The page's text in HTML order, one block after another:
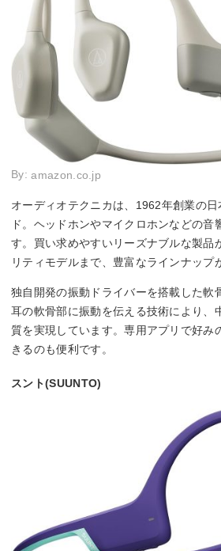
By:amazon.co.jp
オーディオテクニカは、1962年創業の
ド。ヘッドホンやマイクロホンなどの音
す。買い求めやすいリーズナブルな製品
リティモデルまで、豊富なラインナップ
独自開発の振動ドライバーを搭載した軟
耳の軟骨部に振動を伝える技術により、
質を実現しています。専用アプリで好み
きるのも便利です。
スント(SUUNTO)